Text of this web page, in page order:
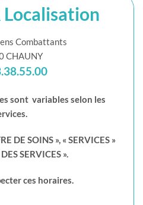
Combattants
CHAUNY
sont variables selon les
DE SOINS », « SERVICES »
SERVICES ».
ces horaires.